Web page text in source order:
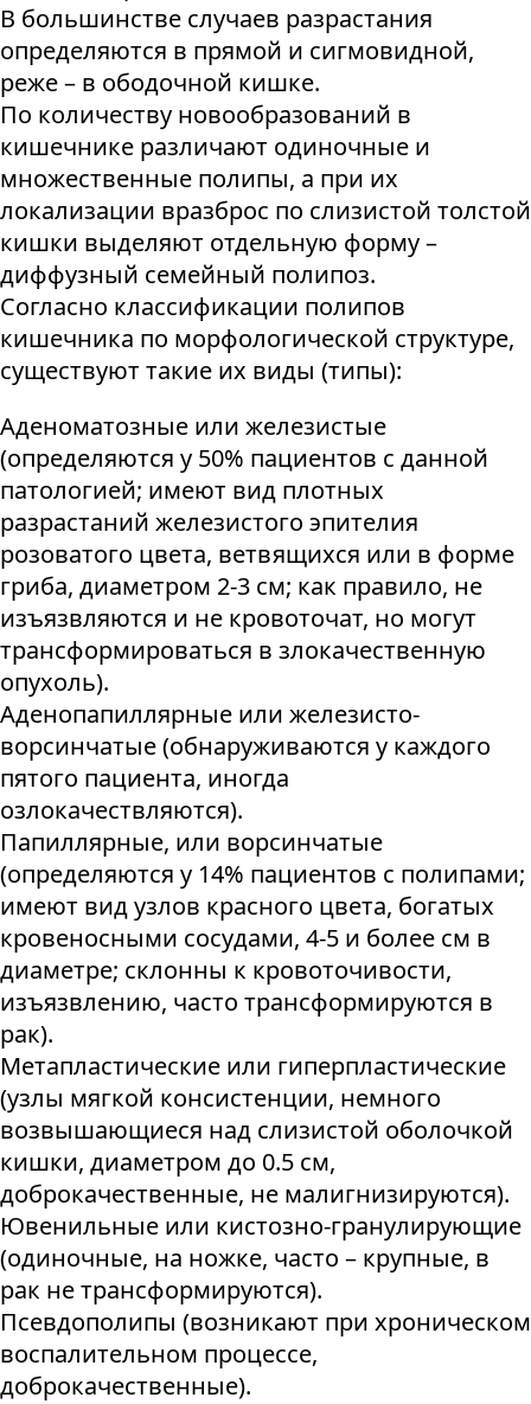
В большинстве случаев разрастания
определяются в прямой и сигмовидной,
реже – в ободочной кишке.
По количеству новообразований в
кишечнике различают одиночные и
множественные полипы, а при их
локализации вразброс по слизистой толстой
кишки выделяют отдельную форму –
диффузный семейный полипоз.
Согласно классификации полипов
кишечника по морфологической структуре,
существуют такие их виды (типы):
Аденоматозные или железистые
(определяются у 50% пациентов с данной
патологией; имеют вид плотных
разрастаний железистого эпителия
розоватого цвета, ветвящихся или в форме
гриба, диаметром 2-3 см; как правило, не
изъязвляются и не кровоточат, но могут
трансформироваться в злокачественную
опухоль).
Аденопапиллярные или железисто-
ворсинчатые (обнаруживаются у каждого
пятого пациента, иногда
озлокачествляются).
Папиллярные, или ворсинчатые
(определяются у 14% пациентов с полипами;
имеют вид узлов красного цвета, богатых
кровеносными сосудами, 4-5 и более см в
диаметре; склонны к кровоточивости,
изъязвлению, часто трансформируются в
рак).
Метапластические или гиперпластические
(узлы мягкой консистенции, немного
возвышающиеся над слизистой оболочкой
кишки, диаметром до 0.5 см,
доброкачественные, не малигнизируются).
Ювенильные или кистозно-гранулирующие
(одиночные, на ножке, часто – крупные, в
рак не трансформируются).
Псевдополипы (возникают при хроническом
воспалительном процессе,
доброкачественные).